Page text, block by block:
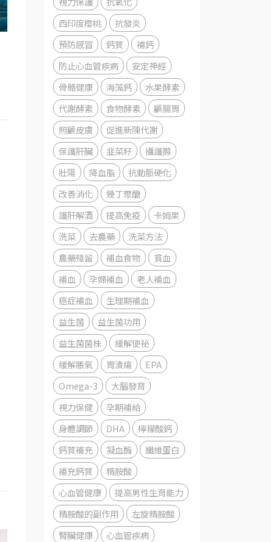
西印度櫻桃
抗發炎
預防感冒
鈣質
補鈣
防止心血管疾病
安定神經
骨骼健康
海藻鈣
水果酵素
代謝酵素
食物酵素
顧腸胃
照顧皮膚
促進新陳代謝
保護肝臟
韭菜籽
攝護腺
壯陽
降血脂
抗動脈硬化
改善消化
幾丁聚醣
護肝解酒
提高免疫
卡姆果
洗菜
去農藥
洗菜方法
農藥殘留
補血食物
貧血
補血
孕婦補血
老人補血
癌症補血
生理期補血
益生菌
益生菌功用
益生菌菌株
緩解便祕
緩解脹氣
胃潰瘍
EPA
Omega-3
大腦發育
視力保健
孕期補給
身體調節
DHA
檸檬酸鈣
鈣質補充
凝血酶
纖維蛋白
補充鈣質
精胺酸
心血管健康
提高男性生育能力
精胺酸的副作用
左旋精胺酸
腎臟健康
心血管疾病